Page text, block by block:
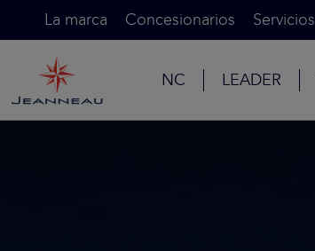
La marca Concesionarios Servicios
NC LEADER